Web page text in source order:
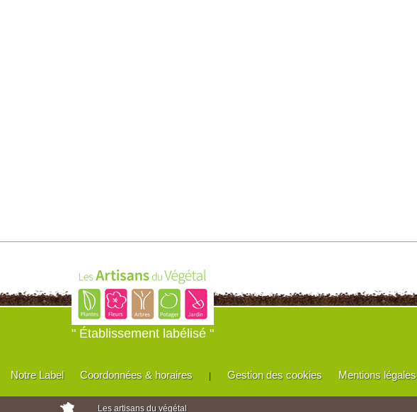
" Établissement labélisé "
Notre Label Coordonnées & horaires | Gestion des cookies Mentions légales
Les artisans du végétal